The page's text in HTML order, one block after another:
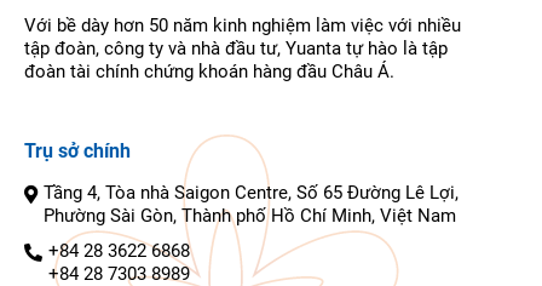
Với bề dày hơn 50 năm kinh nghiệm làm việc với nhiều
tập đoàn, công ty và nhà đầu tư, Yuanta tự hào là tập
đoàn tài chính chứng khoán hàng đầu Châu Á.
Trụ sở chính
Tầng 4, Tòa nhà Saigon Centre, Số 65 Đường Lê Lợi,
Phường Sài Gòn, Thành phố Hồ Chí Minh, Việt Nam
+84 28 3622 6868
+84 28 7303 8989